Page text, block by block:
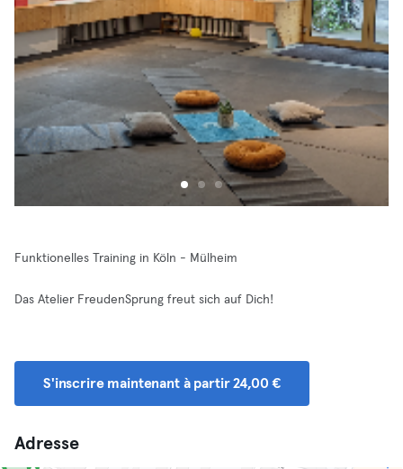
Funktionelles Training in Köln - Mülheim
Das Atelier FreudenSprung freut sich auf Dich!
S'inscrire maintenant à partir 24,00 €
Adresse